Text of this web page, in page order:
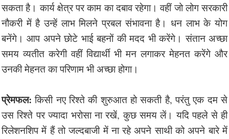
सकता है। कार्य क्षेत्र पर काम का दबाव रहेगा। वहीं जो लोग सरकारी
नौकरी में है उन्हें लाभ मिलने प्रबल संभावना है। धन लाभ के योग
बनेंगे। आप अपने छोटे भाई बहनों की मदद भी करेंगे। संतान अच्छा
समय व्यतीत करेगी वहीं विद्यार्थी भी मन लगाकर मेहनत करेंगे और
उनकी मेहनत का परिणाम भी अच्छा होगा।
प्रेमफल: किसी नए रिश्ते की शुरुआत हो सकती है, परंतु एक दम से
उस रिश्ते पर ज्यादा भरोसा ना रखें, कुछ समय लें। यदि पहले से ही
रिलेशनशिप में हैं तो जल्दबाजी में ना रहे अपने साथी को अपने बारे में